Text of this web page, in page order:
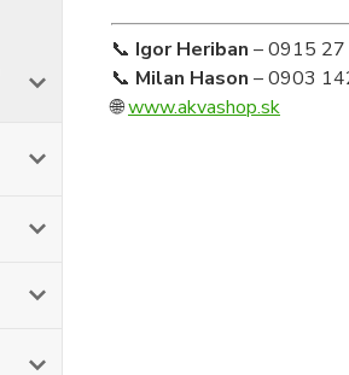
📞 Igor Heriban – 0915
📞 Milan Hason – 0903
🌐www.akvashop.sk